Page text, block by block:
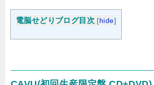
電脳せどりブログ目次 [ hide]